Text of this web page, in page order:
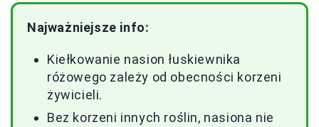
Najważniejsze info:
Kiełkowanie nasion łuskiewnika
różowego zależy od obecności korzeni
żywicieli.
Bez korzeni innych roślin, nasiona nie